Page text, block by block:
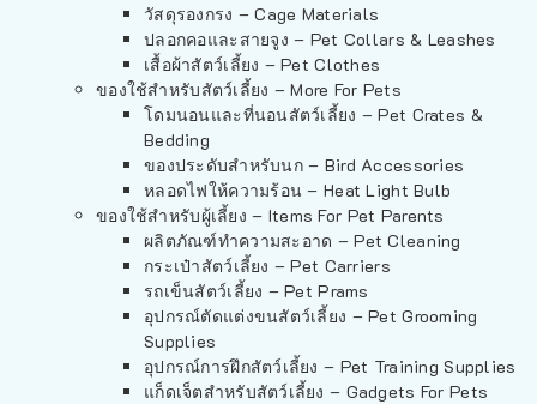
วัสดุรองกรง – Cage Materials
ปลอกคอและสายจูง – Pet Collars & Leashes
เสื้อผ้าสัตว์เลี้ยง – Pet Clothes
ของใช้สำหรับสัตว์เลี้ยง – More For Pets
โดมนอนและที่นอนสัตว์เลี้ยง – Pet Crates &
Bedding
ของประดับสำหรับนก – Bird Accessories
หลอดไฟให้ความร้อน – Heat Light Bulb
ของใช้สำหรับผู้เลี้ยง – Items For Pet Parents
ผลิตภัณฑ์ทำความสะอาด – Pet Cleaning
กระเป๋าสัตว์เลี้ยง – Pet Carriers
รถเข็นสัตว์เลี้ยง – Pet Prams
อุปกรณ์ตัดแต่งขนสัตว์เลี้ยง – Pet Grooming
Supplies
อุปกรณ์การฝึกสัตว์เลี้ยง – Pet Training Supplies
แก็ดเจ็ตสำหรับสัตว์เลี้ยง – Gadgets For Pets